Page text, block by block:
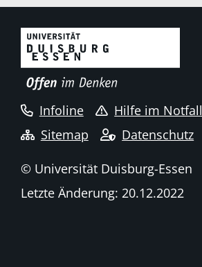
Infoline
Hilfe im Notfall
Sitemap
Datenschutz
© Universität Duisburg-Essen
Letzte Änderung: 20.12.2022